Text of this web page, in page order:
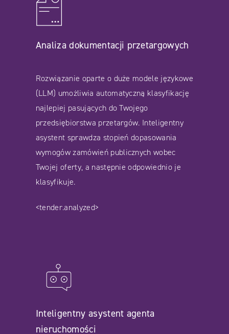
Analiza dokumentacji przetargowych
Rozwiązanie oparte o duże modele językowe
(LLM) umożliwia automatyczną klasyfikację
najlepiej pasujących do Twojego
przedsiębiorstwa przetargów. Inteligentny
asystent sprawdza stopień dopasowania
wymogów zamówień publicznych wobec
Twojej oferty, a następnie odpowiednio je
klasyfikuje.
<tender.analyzed>
Inteligentny asystent agenta
nieruchomości